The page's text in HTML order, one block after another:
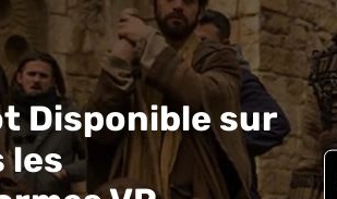
Disponible sur
les